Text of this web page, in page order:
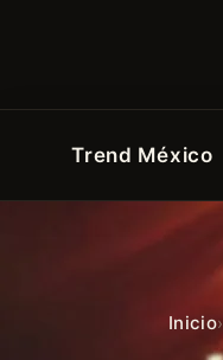
Trend México
Inicio›